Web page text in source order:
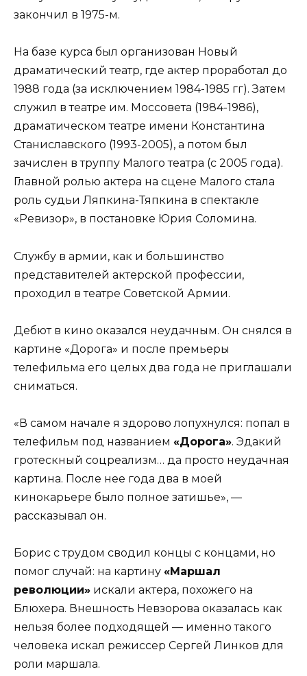
закончил в 1975-м.
На базе курса был организован Новый
драматический театр, где актер проработал до
1988 года (за исключением 1984-1985 гг). Затем
служил в театре им. Моссовета (1984-1986),
драматическом театре имени Константина
Станиславского (1993-2005), а потом был
зачислен в труппу Малого театра (с 2005 года).
Главной ролью актера на сцене Малого стала
роль судьи Ляпкина-Тяпкина в спектакле
«Ревизор», в постановке Юрия Соломина.
Службу в армии, как и большинство
представителей актерской профессии,
проходил в театре Советской Армии.
Дебют в кино оказался неудачным. Он снялся в
картине «Дорога» и после премьеры
телефильма его целых два года не приглашали
сниматься.
«В самом начале я здорово лопухнулся: попал в
телефильм под названием «Дорога». Эдакий
гротескный соцреализм… да просто неудачная
картина. После нее года два в моей
кинокарьере было полное затишье», —
рассказывал он.
Борис с трудом сводил концы с концами, но
помог случай: на картину «Маршал
революции» искали актера, похожего на
Блюхера. Внешность Невзорова оказалась как
нельзя более подходящей — именно такого
человека искал режиссер Сергей Линков для
роли маршала.